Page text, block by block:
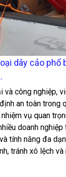
dây cảo phổ
và công nghiệp,
an toàn trong
vụ quan
doanh nghiệp
tính năng đa
tránh xô lệch